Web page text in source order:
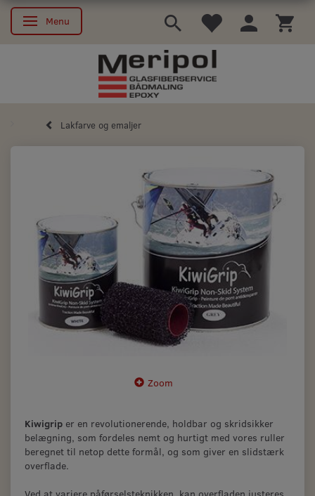
Skifte navigation
Menu
Lakfarve og emaljer
Zoom
Kiwigrip er en revolutionerende, holdbar og skridsikker
belægning, som fordeles nemt og hurtigt med vores ruller
beregnet til netop dette formål, og som giver en slidstærk
overflade.
Ved at variere påførselsteknikken, kan overfladen justeres